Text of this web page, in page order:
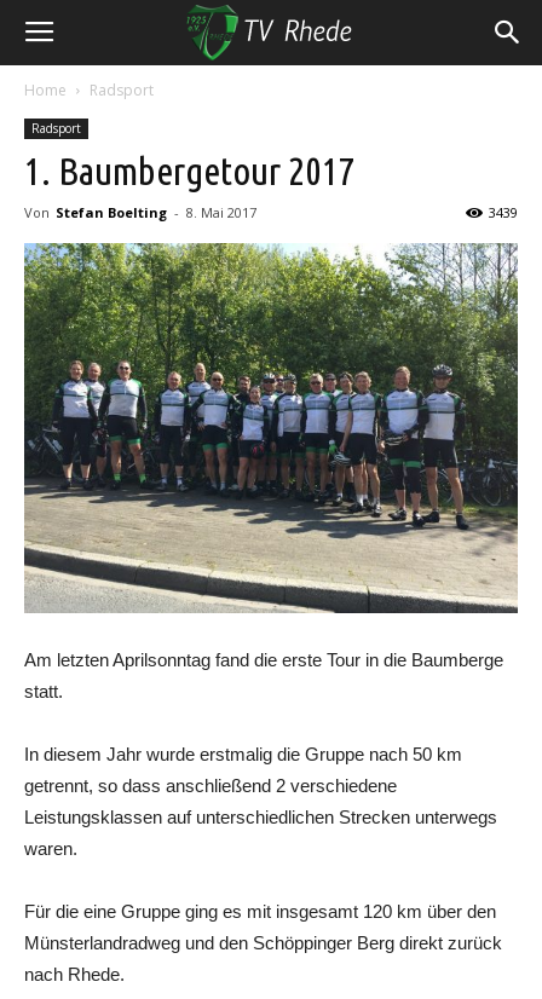
Home Radsport
Radsport
1. Baumbergetour 2017
Von Stefan Boelting - 8. Mai 2017 3439
Am letzten Aprilsonntag fand die erste Tour in die Baumberge
statt.
In diesem Jahr wurde erstmalig die Gruppe nach 50 km
getrennt, so dass anschließend 2 verschiedene
Leistungsklassen auf unterschiedlichen Strecken unterwegs
waren.
Für die eine Gruppe ging es mit insgesamt 120 km über den
Münsterlandradweg und den Schöppinger Berg direkt zurück
nach Rhede.